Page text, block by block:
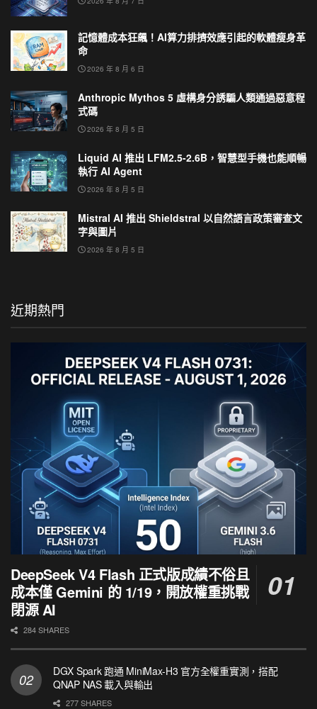
記憶體成本狂飆！AI算力排擠效應引起的軟體瘦身革
命
2026 年 8 月 6 日
Anthropic Mythos 5 虛構身分誘騙人類通過惡意程
式碼
2026 年 8 月 5 日
Liquid AI 推出 LFM2.5-2.6B，智慧型手機也能順暢
執行 AI Agent
2026 年 8 月 5 日
Mistral AI 推出 Shieldstral 以自然語言政策審查文
字與圖片
2026 年 8 月 5 日
近期熱門
DeepSeek V4 Flash 正式版成績不俗且
成本僅 Gemini 的 1/19，開放權重挑戰
閉源 AI
284 SHARES
DGX Spark 跑通 MiniMax-H3 官方全權重實測，搭配
QNAP NAS 載入與輸出
277 SHARES